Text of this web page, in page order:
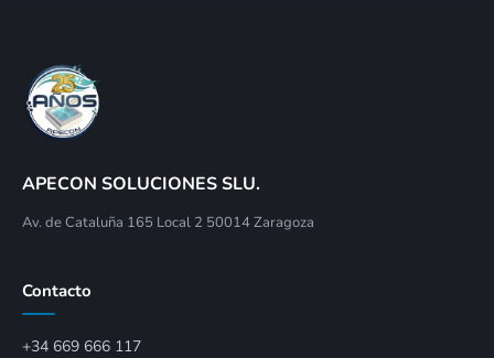
APECON SOLUCIONES SLU.
Av. de Cataluña 165 Local 2 50014 Zaragoza
Contacto
+34 669 666 117